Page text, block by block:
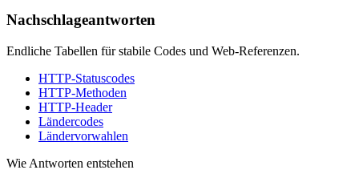
Nachschlageantworten
Endliche Tabellen für stabile Codes und Web-Referenzen.
HTTP-Statuscodes
HTTP-Methoden
HTTP-Header
Ländercodes
Ländervorwahlen
Wie Antworten entstehen